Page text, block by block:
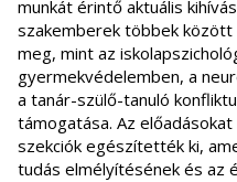
munkát érintő aktuális
szakemberek többek
meg, mint az
gyermekvédelemben, a
a tanár-szülő-tanuló
támogatása. Az
szekciók egészítették ki,
tudás elmélyítésének és az